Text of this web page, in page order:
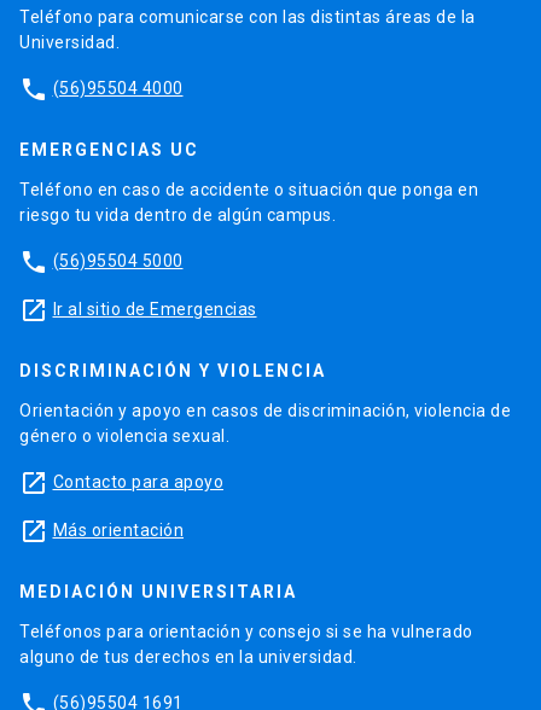
Teléfono para comunicarse con las distintas áreas de la
Universidad.
phone (56)95504 4000
EMERGENCIAS UC
Teléfono en caso de accidente o situación que ponga en
riesgo tu vida dentro de algún campus.
phone (56)95504 5000
launch Ir al sitio de Emergencias
DISCRIMINACIÓN Y VIOLENCIA
Orientación y apoyo en casos de discriminación, violencia de
género o violencia sexual.
launch Contacto para apoyo
launch Más orientación
MEDIACIÓN UNIVERSITARIA
Teléfonos para orientación y consejo si se ha vulnerado
alguno de tus derechos en la universidad.
(56)95504 1691